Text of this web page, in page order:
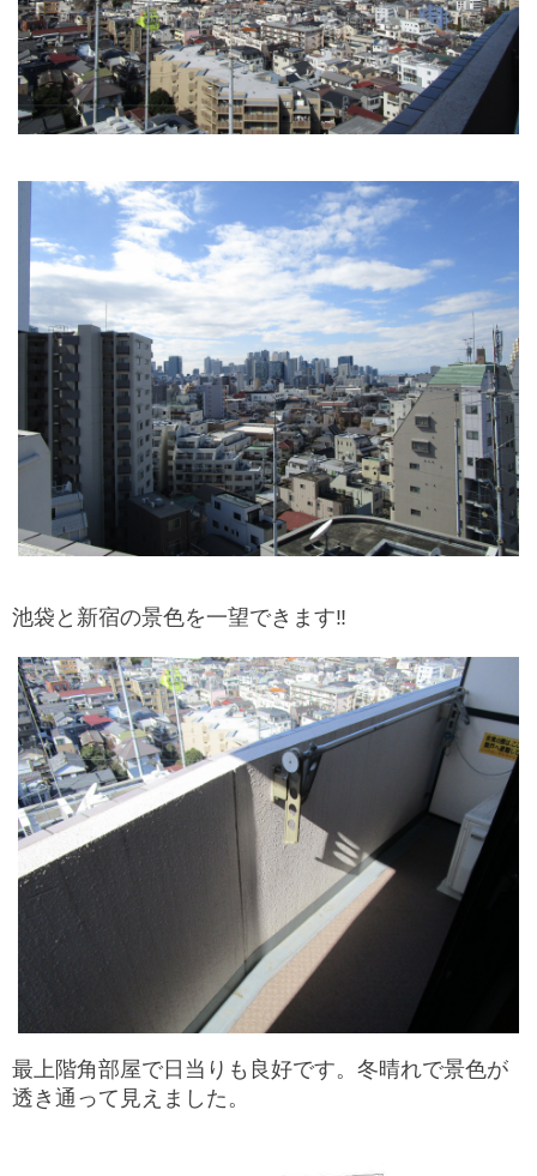
池袋と新宿の景色を一望できます‼
最上階角部屋で日当りも良好です。冬晴れで景色が
透き通って見えました。